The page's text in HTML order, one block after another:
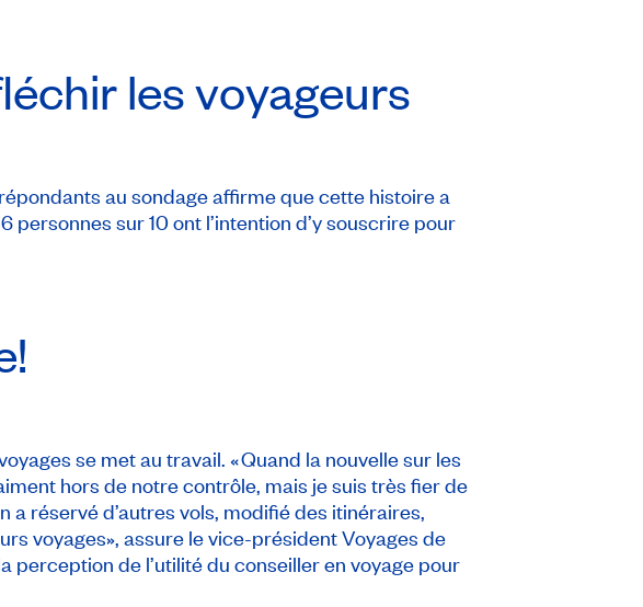
les voyageurs
au sondage affirme que cette histoire a
sur 10 ont l’intention d’y souscrire pour
se met au travail. « Quand la nouvelle sur les
hors de notre contrôle, mais je suis très fier de
réservé d’autres vols, modifié des itinéraires,
voyages», assure le vice-président Voyages de
perception de l’utilité du conseiller en voyage pour